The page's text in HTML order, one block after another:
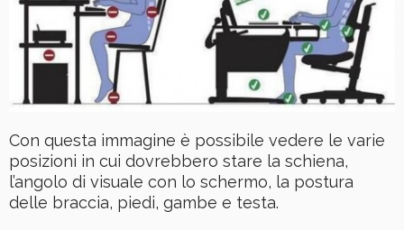
Con questa immagine è possibile vedere le varie
posizioni in cui dovrebbero stare la schiena,
l’angolo di visuale con lo schermo, la postura
delle braccia, piedi, gambe e testa.